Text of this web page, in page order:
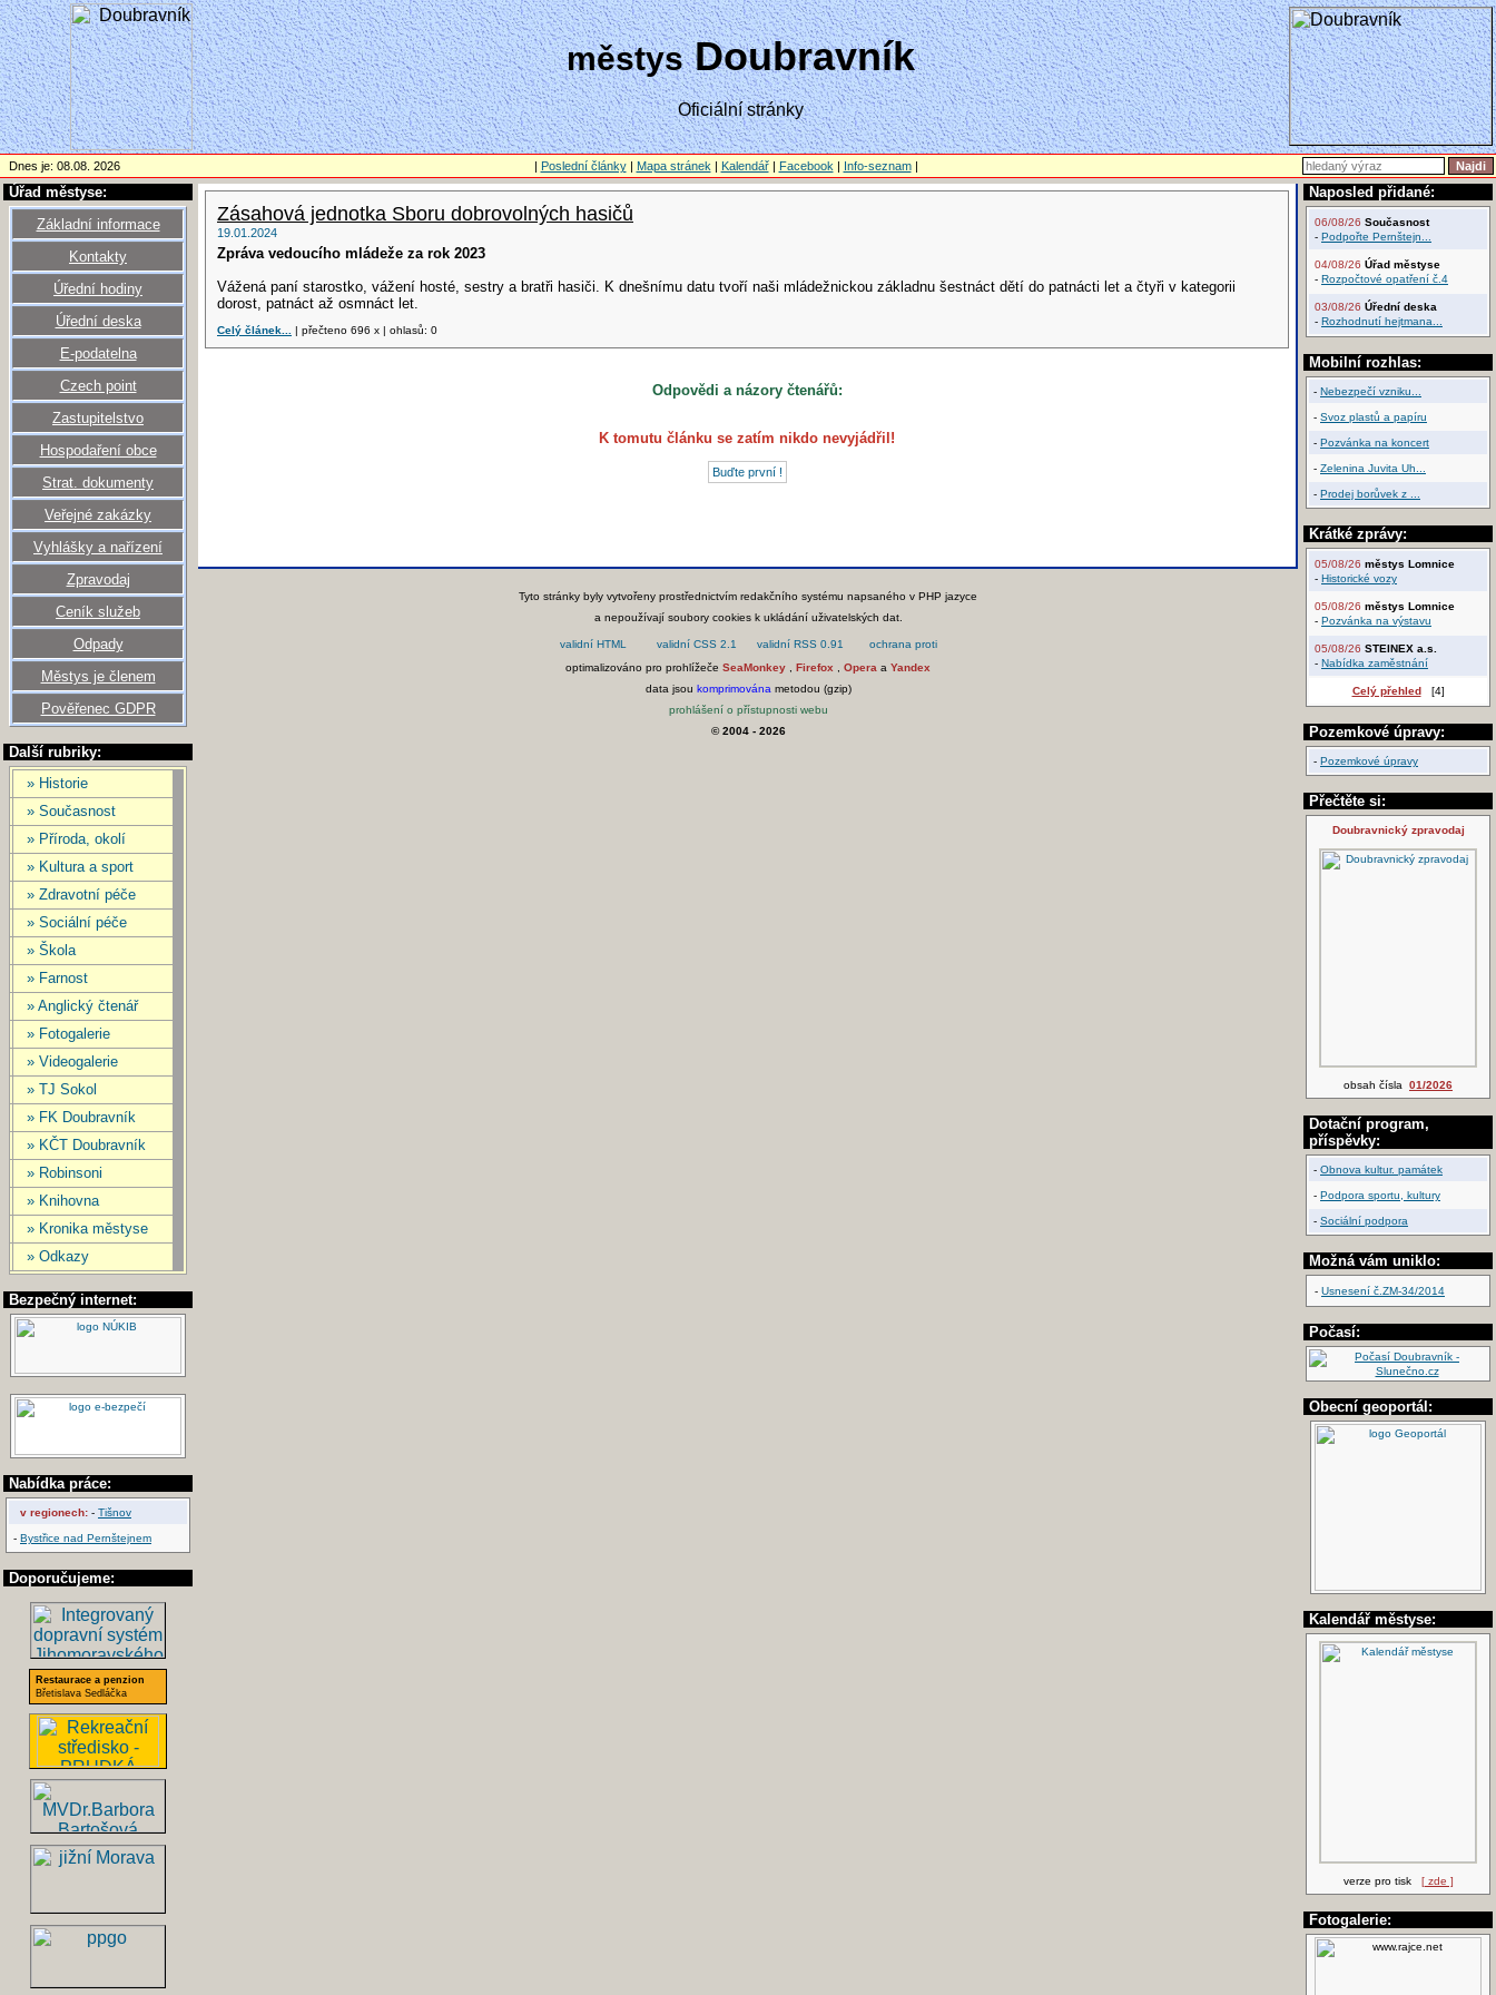
městysDoubravník
Oficiální stránky
Dnes je: 08.08. 2026 | Poslední články| Mapa stránek | Kalendář| Facebook | Info-seznam|
Úřad městyse:
Základní informace
Kontakty
Úřední hodiny
Úřední deska
E-podatelna
Czech point
Zastupitelstvo
Hospodaření obce
Strat. dokumenty
Veřejné zakázky
Vyhlášky a nařízení
Zpravodaj
Ceník služeb
Odpady
Městys je členem
Pověřenec GDPR
Další rubriky:
» Historie
» Současnost
» Příroda, okolí
» Kultura a sport
» Zdravotní péče
» Sociální péče
» Škola
» Farnost
» Anglický čtenář
» Fotogalerie
» Videogalerie
» TJ Sokol
» FK Doubravník
» KČT Doubravník
» Robinsoni
» Knihovna
» Kronika městyse
» Odkazy
Bezpečný internet:
Nabídka práce:
v regionech: - Tišnov
- Bystřice nad Pernštejnem
Doporučujeme:
Restaurace a penzion
Břetislava Sedláčka
Naposled přidané:
06/08/26 Současnost
- Podpořte Pernštejn...
04/08/26 Úřad městyse
- Rozpočtové opatření č.4
03/08/26 Úřední deska
- Rozhodnutí hejtmana...
Mobilní rozhlas:
- Nebezpečí vzniku...
- Svoz plastů a papíru
- Pozvánka na koncert
- Zelenina Juvita Uh...
- Prodej borůvek z ...
Krátké zprávy:
05/08/26 městys Lomnice
- Historické vozy
05/08/26 městys Lomnice
- Pozvánka na výstavu
05/08/26 STEINEX a.s.
- Nabídka zaměstnání
Celý přehled[4]
Pozemkové úpravy:
- Pozemkové úpravy
Přečtěte si:
Doubravnický zpravodaj
obsah čísla 01/2026
Dotační program,
příspěvky:
- Obnova kultur. památek
- Podpora sportu, kultury
- Sociální podpora
Možná vám uniklo:
- Usnesení č.ZM-34/2014
Počasí:
Obecní geoportál:
Kalendář městyse:
verze pro tisk [ zde ]
Fotogalerie:
Zásahová jednotka Sboru dobrovolných hasičů
19.01.2024
Zpráva vedoucího mládeže za rok 2023
Vážená paní starostko, vážení hosté, sestry a bratři hasiči. K dnešnímu datu tvoří naši mládežnickou základnu šestnáct dětí do patnácti let a čtyři v kategorii
dorost, patnáct až osmnáct let.
Celý článek... | přečteno 696 x | ohlasů: 0
Odpovědi a názory čtenářů:
K tomutu článku se zatím nikdo nevyjádřil!
Tyto stránky byly vytvořeny prostřednictvím redakčního systému napsaného v PHP jazyce
a nepoužívají soubory cookies k ukládání uživatelských dat.
optimalizováno pro prohlížeče SeaMonkey Firefox Opera a Yandex
data jsou komprimována metodou (gzip)
prohlášení o přístupnosti webu
© 2004 - 2026